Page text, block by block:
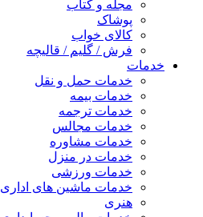
مجله و کتاب
پوشاک
کالای خواب
فرش / گلیم / قالیچه
خدمات
خدمات حمل و نقل
خدمات بیمه
خدمات ترجمه
خدمات مجالس
خدمات مشاوره
خدمات در منزل
خدمات ورزشی
خدمات ماشین های اداری
هنری